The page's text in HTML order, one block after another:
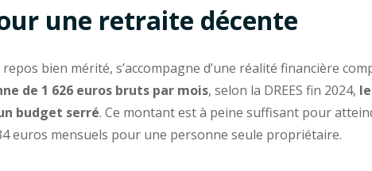
une retraite décente
bien mérité, s’accompagne d’une réalité financière
de 1 626 euros bruts par mois, selon la DREES fin 2024,
budget serré. Ce montant est à peine suffisant pour
euros mensuels pour une personne seule propriétaire.